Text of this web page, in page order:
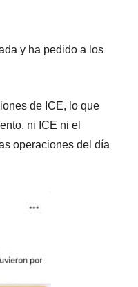
y ha pedido a los
de ICE, lo que
ni ICE ni el
operaciones del día